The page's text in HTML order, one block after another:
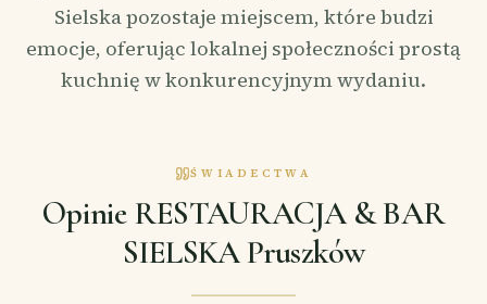
Sielska pozostaje miejscem, które budzi
emocje, oferując lokalnej społeczności prostą
kuchnię w konkurencyjnym wydaniu.
ŚWIADECTWA
Opinie RESTAURACJA & BAR
SIELSKA Pruszków